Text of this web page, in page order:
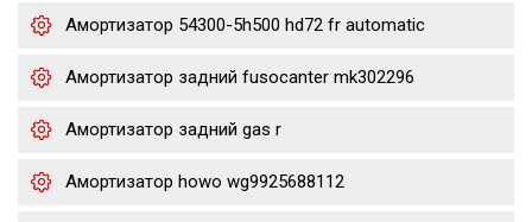
Амортизатор 54300-5h500 hd72 fr automatic
Амортизатор задний fusocanter mk302296
Амортизатор задний gas r
Амортизатор howo wg9925688112